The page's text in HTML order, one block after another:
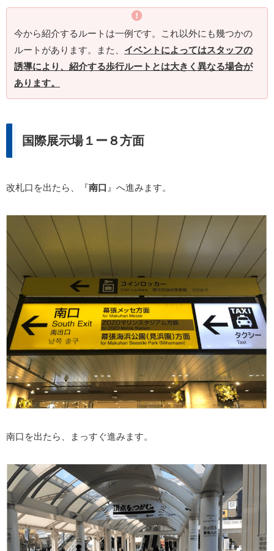
今から紹介するルートは一例です。これ以外にも幾つかの
ルートがあります。また、 イベントによってはスタッフの
誘導により、紹介する歩行ルートとは大きく異なる場合が
あります。
国際展示場１ー８方面
改札口を出たら、『南口 』へ進みます。
南口を出たら、まっすぐ進みます。